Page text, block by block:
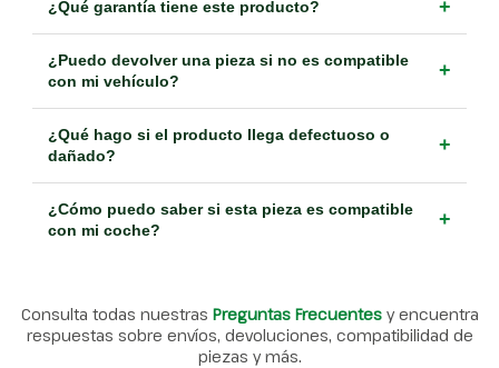
¿Qué garantía tiene este producto? +
¿Puedo devolver una pieza si no es compatible
con mi vehículo?
+
¿Qué hago si el producto llega defectuoso o
dañado?
+
¿Cómo puedo saber si esta pieza es compatible
con mi coche?
+
Consulta todas nuestras Preguntas Frecuentes y encuentra
respuestas sobre envíos, devoluciones, compatibilidad de
piezas y más.